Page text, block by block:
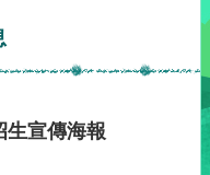
生宣傳海報